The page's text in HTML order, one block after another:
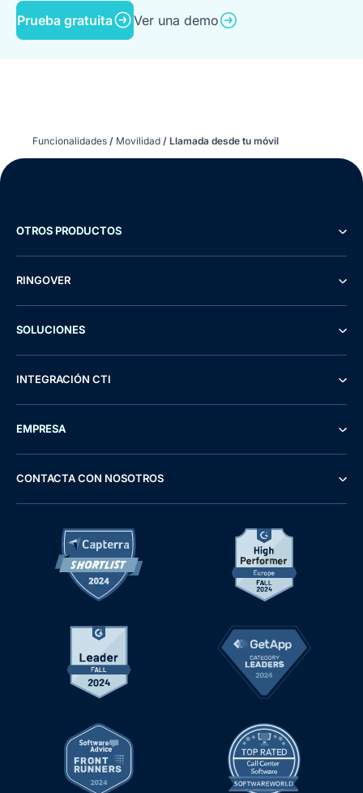
Prueba gratuita Ver una demo
Funcionalidades / Movilidad / Llamada desde tu móvil
OTROS PRODUCTOS
RINGOVER
SOLUCIONES
INTEGRACIÓN CTI
EMPRESA
CONTACTA CON NOSOTROS